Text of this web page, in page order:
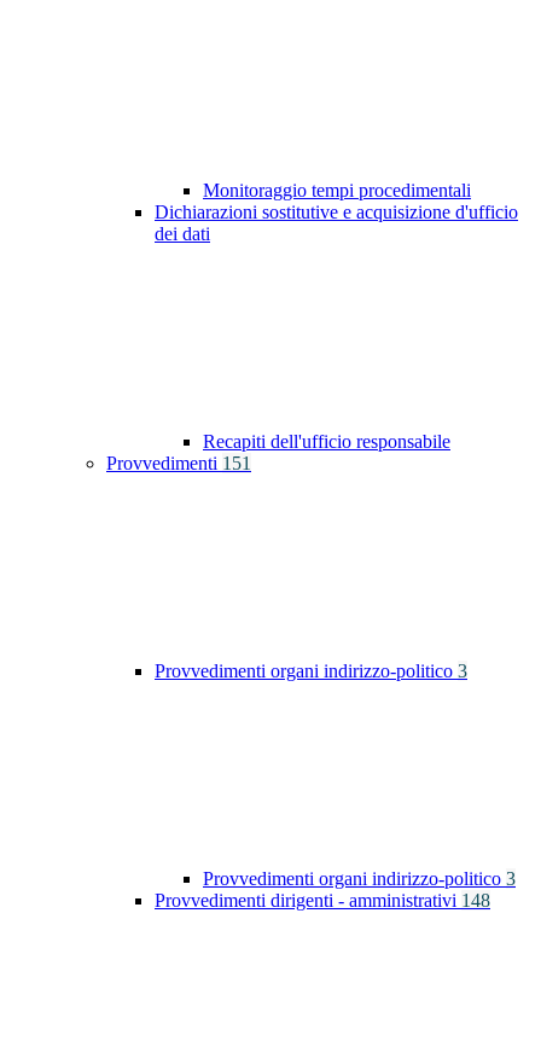
Monitoraggio tempi procedimentali
Dichiarazioni sostitutive e acquisizione d'ufficio
dei dati
Recapiti dell'ufficio responsabile
Provvedimenti 151
Provvedimenti organi indirizzo-politico 3
Provvedimenti organi indirizzo-politico 3
Provvedimenti dirigenti - amministrativi 148